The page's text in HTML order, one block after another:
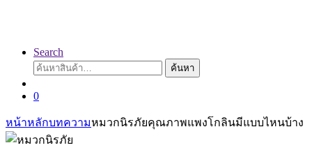
Search
ค้นหา:
ค้นหา
0
หน้าหลักบทความหมวกนิรภัยคุณภาพแพงโกลินมีแบบไหนบ้าง